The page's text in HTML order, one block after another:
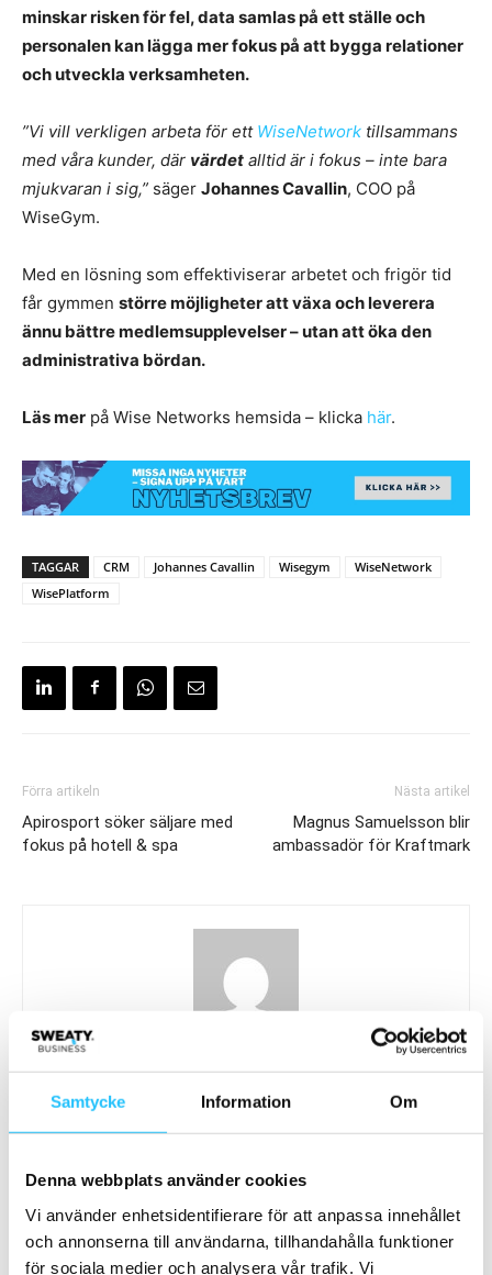
Samtycke Information Om
Denna webbplats använder cookies
Vi använder enhetsidentifierare för att anpassa innehållet
och annonserna till användarna, tillhandahålla funktioner
för sociala medier och analysera vår trafik. Vi
minskar risken för fel, data samlas på ett ställe och
personalen kan lägga mer fokus på att bygga relationer
och utveckla verksamheten.
”Vi vill verkligen arbeta för ett WiseNetwork tillsammans
med våra kunder, där värdet alltid är i fokus – inte bara
mjukvaran i sig,” säger Johannes Cavallin, COO på
WiseGym.
Med en lösning som effektiviserar arbetet och frigör tid
får gymmen större möjligheter att växa och leverera
ännu bättre medlemsupplevelser – utan att öka den
administrativa bördan.
Läs mer på Wise Networks hemsida – klicka här.
TAGGAR CRM Johannes Cavallin Wisegym
WiseNetwork
WisePlatform
Förra artikeln
Apirosport söker säljare med
fokus på hotell & spa
Nästa artikel
Magnus Samuelsson blir
ambassadör för Kraftmark
Relaterade artiklar Mer av samma författare
Sweaty Business Podcast